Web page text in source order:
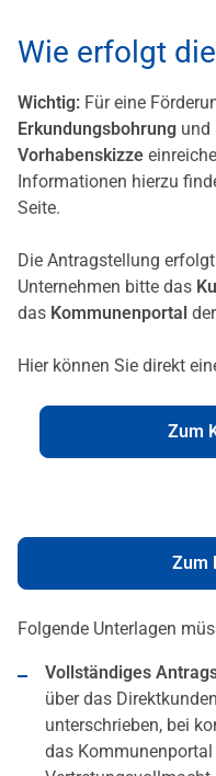
Wie erfolgt
Wichtig: Für eine
Erkundungsbohrung und
Vorhabenskizze
Informationen hierzu
Seite.
Die Antragstellung erfolgt
Unternehmen bitte das
das Kommunenportal
Hier können Sie direkt
Zum
Zum
Folgende Unterlagen
Vollständiges
über das
unterschrieben, bei
das